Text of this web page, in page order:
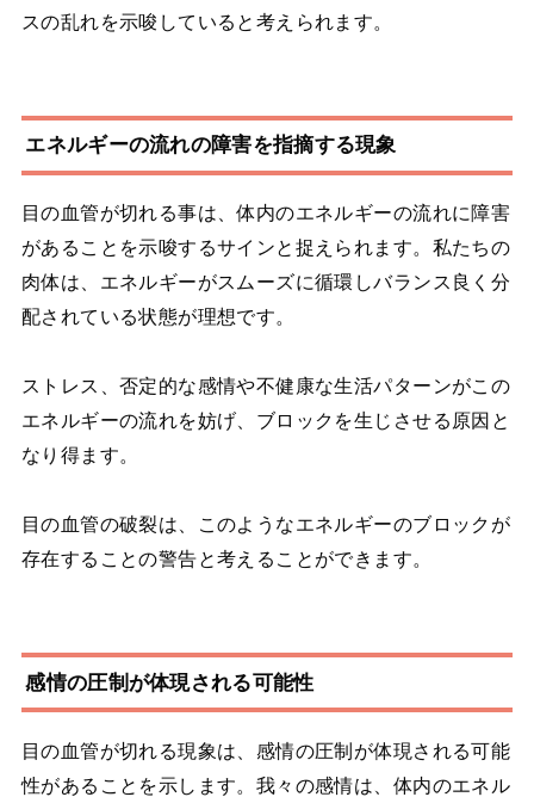
スの乱れを示唆していると考えられます。
エネルギーの流れの障害を指摘する現象
目の血管が切れる事は、体内のエネルギーの流れに障害
があることを示唆するサインと捉えられます。私たちの
肉体は、エネルギーがスムーズに循環しバランス良く分
配されている状態が理想です。
ストレス、否定的な感情や不健康な生活パターンがこの
エネルギーの流れを妨げ、ブロックを生じさせる原因と
なり得ます。
目の血管の破裂は、このようなエネルギーのブロックが
存在することの警告と考えることができます。
感情の圧制が体現される可能性
目の血管が切れる現象は、感情の圧制が体現される可能
性があることを示します。我々の感情は、体内のエネル